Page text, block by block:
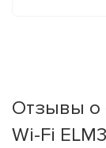
Отзывы о
Wi-Fi